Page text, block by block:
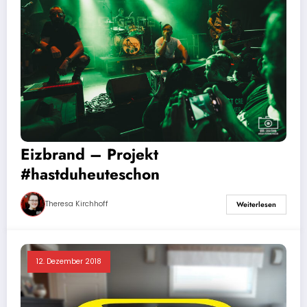
Eizbrand – Projekt
#hastduheuteschon
Theresa Kirchhoff Weiterlesen
12. Dezember 2018